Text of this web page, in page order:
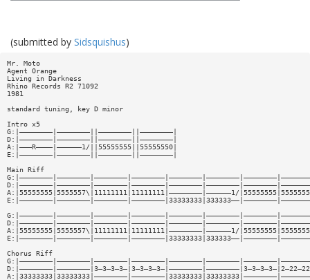
(submitted by Sidsquishus)
Mr. Moto
Agent Orange
Living in Darkness
Rhino Records R2 71092
1981
standard tuning, key D minor
Intro x5
G:|————————|————————||————————||————————|
D:|————————|————————||————————||————————|
A:|———R————|——————1/||55555555||55555550|
E:|————————|————————||————————||————————|
Main Riff
A:|55555555|5555557\|11111111|11111111|————————|——————1/
A:|55555555|5555557\|11111111|11111111|————————|——————1/
Chorus Riff